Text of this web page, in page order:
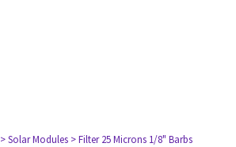
> Solar Modules > Filter 25 Microns 1/8" Barbs